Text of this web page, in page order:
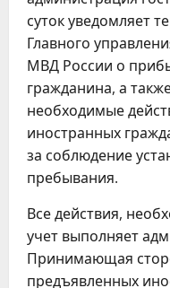
суток уведомляет
Главного
МВД России о
гражданина, а
необходимые
иностранных
за соблюдение
пребывания.
Все действия,
учет выполняет
Принимающая
предъявленных